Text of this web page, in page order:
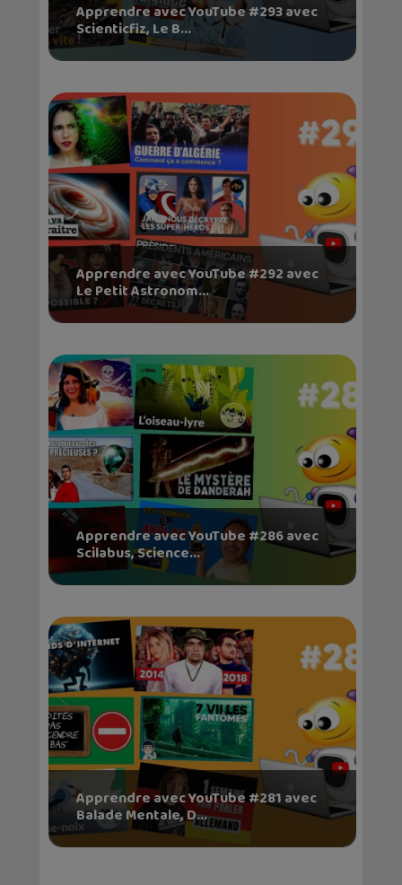
Apprendre avec YouTube #293 avec
Scienticfiz, Le B...
Apprendre avec YouTube #292 avec
Le Petit Astronom...
Apprendre avec YouTube #286 avec
Scilabus, Science...
Apprendre avec YouTube #281 avec
Balade Mentale, D...